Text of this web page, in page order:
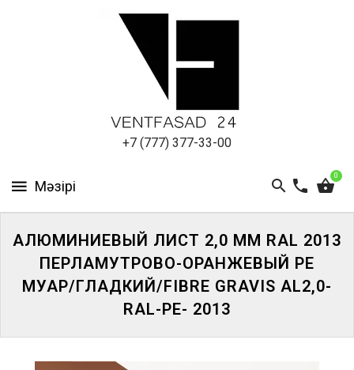
+7 (777) 377-33-00
0
ПАНЕЛИ
АЛЮМИНИЕВЫЙ ЛИСТ 2,0 ММ RAL 2013
ПЕРЛАМУТРОВО-ОРАНЖЕВЫЙ PE
МУАР/ГЛАДКИЙ/FIBRE GRAVIS AL2,0-
RAL-PE- 2013